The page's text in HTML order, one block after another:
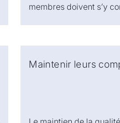
membres doivent s’y
Maintenir leurs